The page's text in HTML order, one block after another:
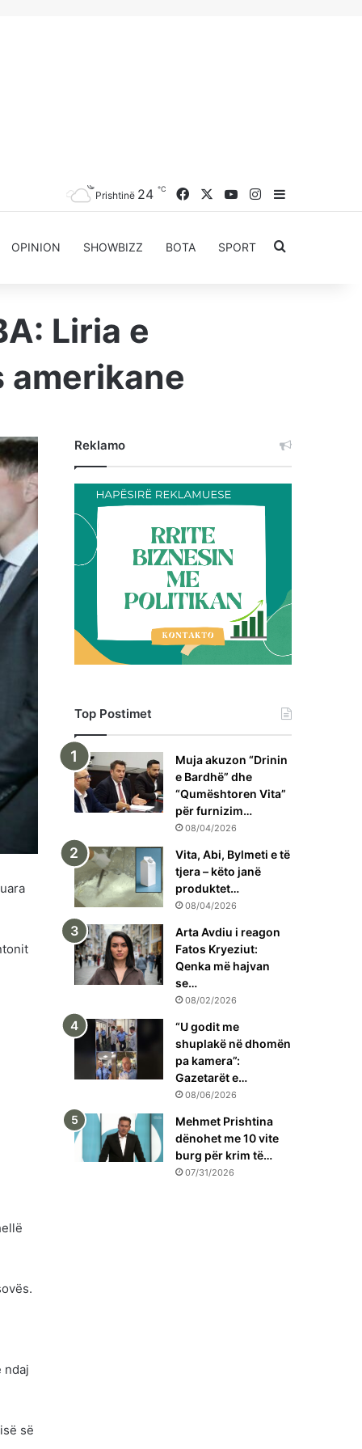
Prishtinë 24 ℃ FacebookYouTubeInstagram
Sidebar
OPINION SHOWBIZZ BOTA SPORT Kërkoni
Liria e
amerikane
ndaj
së
Reklamo
Top Postimet
Muja akuzon “Drinin
e Bardhë” dhe
“Qumështoren Vita”
për furnizim…
08/04/2026
Vita, Abi, Bylmeti e të
tjera – këto janë
produktet…
08/04/2026
Arta Avdiu i reagon
Fatos Kryeziut:
Qenka më hajvan
se…
08/02/2026
“U godit me
shuplakë në dhomën
pa kamera”:
Gazetarët e…
08/06/2026
Mehmet Prishtina
dënohet me 10 vite
burg për krim të…
07/31/2026